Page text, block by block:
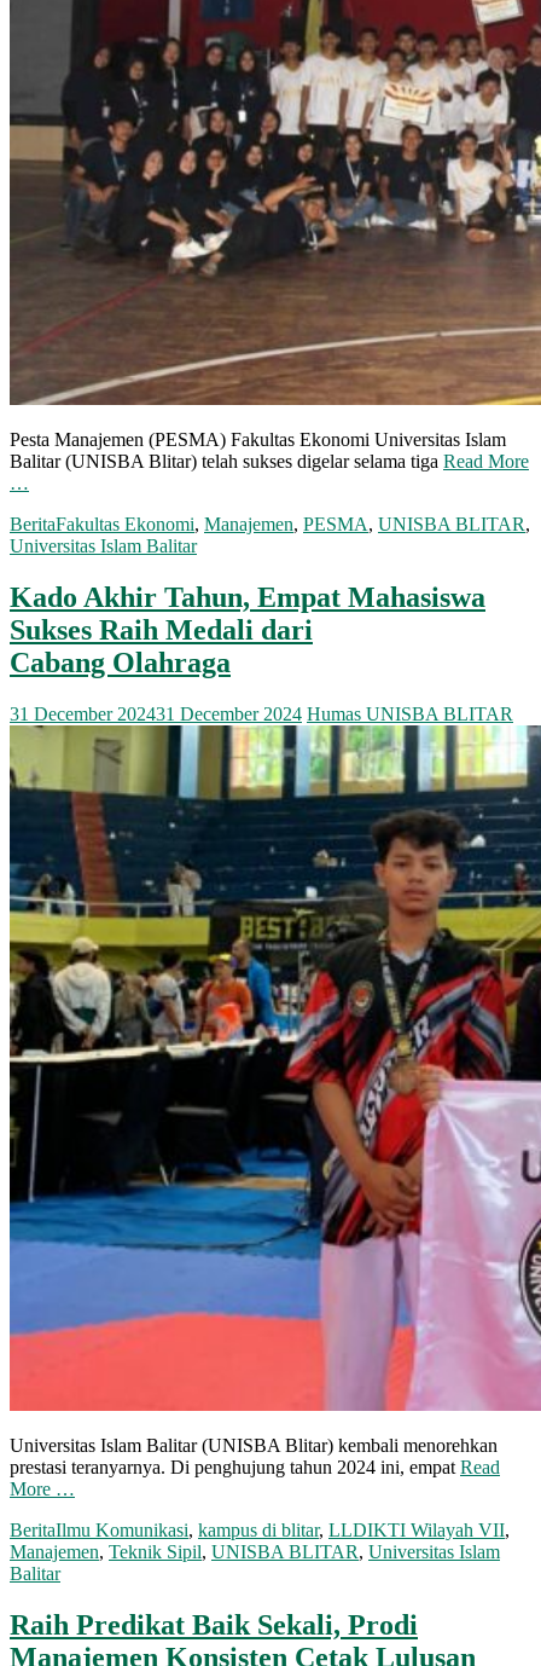
Pesta Manajemen (PESMA) Fakultas Ekonomi Universitas Islam
Balitar (UNISBA Blitar) telah sukses digelar selama tiga Read More
…
BeritaFakultas Ekonomi, Manajemen, PESMA, UNISBA BLITAR,
Universitas Islam Balitar
Kado Akhir Tahun, Empat Mahasiswa
Sukses Raih Medali dari
Cabang Olahraga
31 December 202431 December 2024 Humas UNISBA BLITAR
Universitas Islam Balitar (UNISBA Blitar) kembali menorehkan
prestasi teranyarnya. Di penghujung tahun 2024 ini, empat Read
More …
BeritaIlmu Komunikasi, kampus di blitar, LLDIKTI Wilayah VII,
Manajemen, Teknik Sipil, UNISBA BLITAR, Universitas Islam
Balitar
Raih Predikat Baik Sekali, Prodi
Manajemen Konsisten Cetak Lulusan